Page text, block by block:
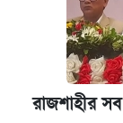
রাজশাহীর সব